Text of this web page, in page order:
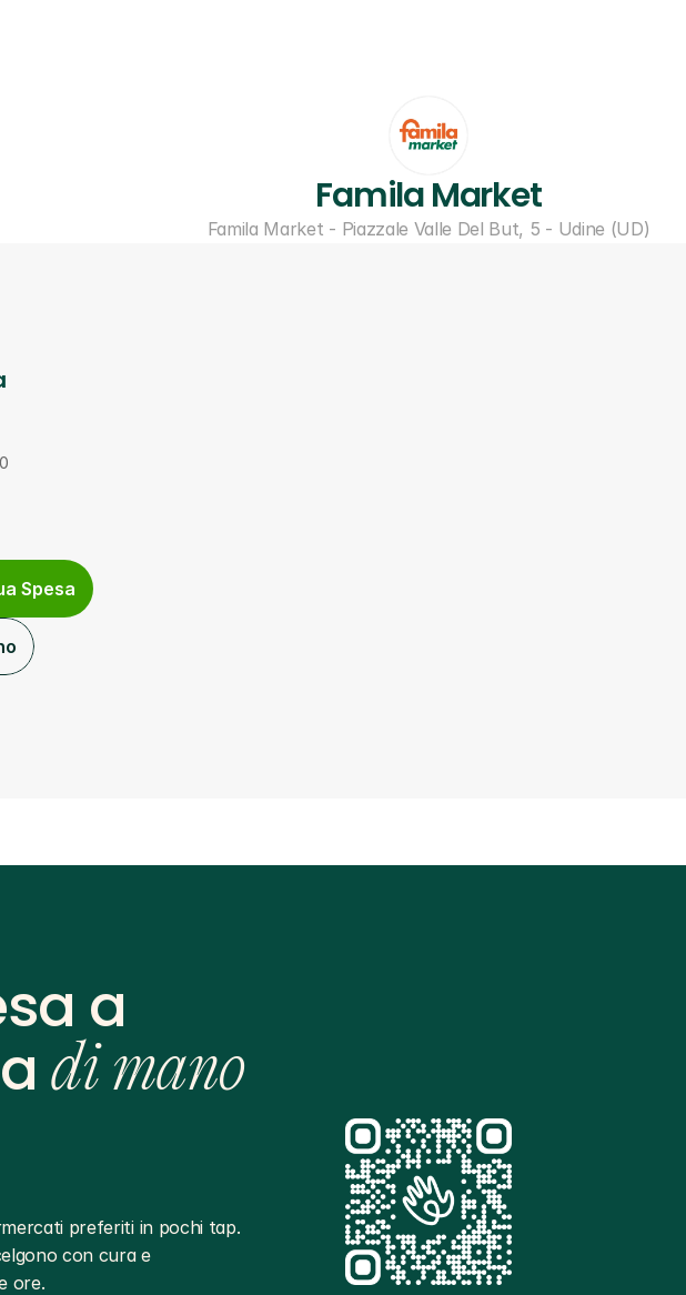
Famila Market
Famila Market - Piazzale Valle Del But, 5 - Udine (UD)
Spesa
a
di mano
preferiti in pochi tap.
con cura e
ore.